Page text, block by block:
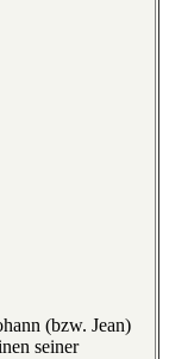
(bzw. Jean)
seiner